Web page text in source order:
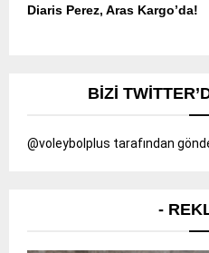
Diaris Perez, Aras Kargo’da!
BIZI
@voleybolplus tarafından
-